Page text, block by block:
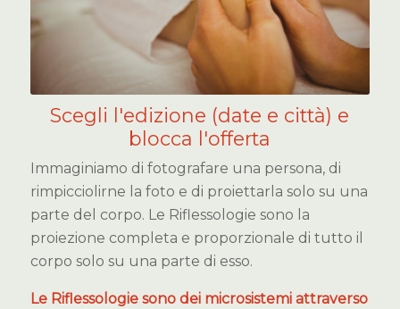
Scegli l'edizione (date e città) e
blocca l'offerta
Immaginiamo di fotografare una persona, di
rimpicciolirne la foto e di proiettarla solo su una
parte del corpo. Le Riflessologie sono la
proiezione completa e proporzionale di tutto il
corpo solo su una parte di esso.
Le Riflessologie sono dei microsistemi attraverso